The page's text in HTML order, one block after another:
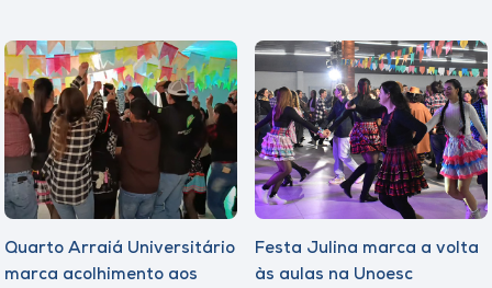
Quarto Arraiá Universitário
marca acolhimento aos
Festa Julina marca a volta
às aulas na Unoesc